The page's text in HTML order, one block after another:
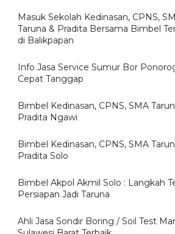
Masuk Sekolah Kedinasan, CPNS,
Taruna & Pradita Bersama Bimbel
di Balikpapan
Info Jasa Service Sumur Bor
Cepat Tanggap
Bimbel Kedinasan, CPNS, SMA
Pradita Ngawi
Bimbel Kedinasan, CPNS, SMA
Pradita Solo
Bimbel Akpol Akmil Solo : Langkah
Persiapan Jadi Taruna
Ahli Jasa Sondir Boring / Soil Test